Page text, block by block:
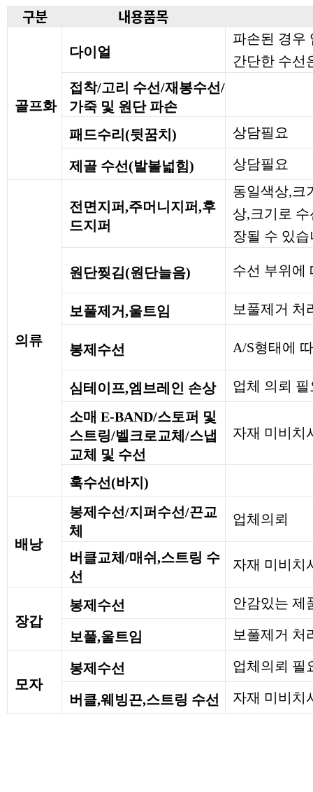
구분 내용품목
골프화
다이얼
파손된 경우
간단한 수선
접착/고리 수선/재봉수선/
가죽 및 원단 파손
패드수리(뒷꿈치)
상담필요
제골 수선(발볼넓힘) 상담필요
의류
전면지퍼,주머니지퍼,후
드지퍼
동일색상,크
상,크기로
장될 수 있습
원단찢김(원단늘음) 수선 부위에
보풀제거,울트임 보풀제거 처
봉제수선 A/S형태에
심테이프,엠브레인 손상
업체 의뢰
소매 E-BAND/스토퍼 및
스트링/벨크로교체/스냅
교체 및 수선
자재 미비치
훅수선(바지)
배낭
봉제수선/지퍼수선/끈교
체
업체의뢰
버클교체/매쉬,스트링 수
선
자재 미비치
장갑
봉제수선 안감있는 제
보풀,울트임 보풀제거 처
모자
봉제수선 업체의뢰 필
버클,웨빙끈,스트링 수선 자재 미비치